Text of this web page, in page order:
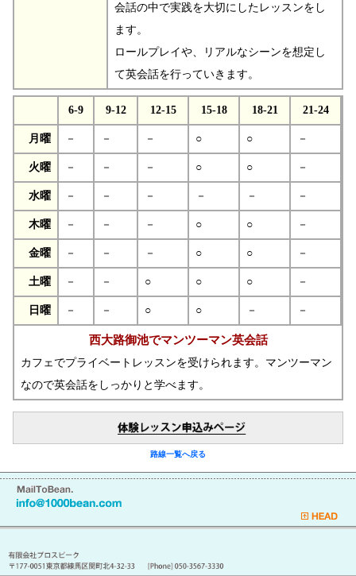
会話の中で実践を大切にしたレッスンをし
ます。
ロールプレイや、リアルなシーンを想定し
て英会話を行っていきます。
6-9 9-12 12-15 15-18 18-21 21-24
月曜 － － － ○ ○ －
火曜 － － － ○ ○ －
水曜 － － － － － －
木曜 － － － ○ ○ －
金曜 － － － ○ ○ －
土曜 － － ○ ○ ○ －
日曜 － － ○ ○ － －
西大路御池でマンツーマン英会話
カフェでプライベートレッスンを受けられます。マンツーマン
なので英会話をしっかりと学べます。
路線一覧へ戻る